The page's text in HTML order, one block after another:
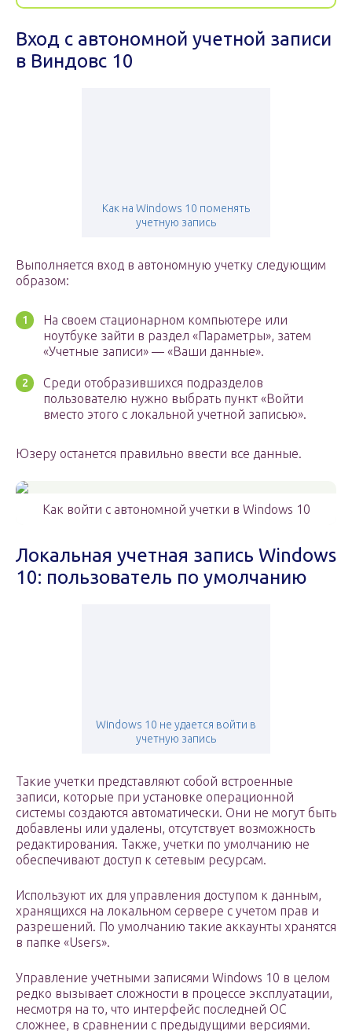
Вход с автономной учетной записи
в Виндовс 10
Как на Windows 10 поменять
учетную запись
Выполняется вход в автономную учетку следующим
образом:
На своем стационарном компьютере или
ноутбуке зайти в раздел «Параметры», затем
«Учетные записи» — «Ваши данные».
Среди отобразившихся подразделов
пользователю нужно выбрать пункт «Войти
вместо этого с локальной учетной записью».
Юзеру останется правильно ввести все данные.
Как войти с автономной учетки в Windows 10
Локальная учетная запись Windows
10: пользователь по умолчанию
Windows 10 не удается войти в
учетную запись
Такие учетки представляют собой встроенные
записи, которые при установке операционной
системы создаются автоматически. Они не могут быть
добавлены или удалены, отсутствует возможность
редактирования. Также, учетки по умолчанию не
обеспечивают доступ к сетевым ресурсам.
Используют их для управления доступом к данным,
хранящихся на локальном сервере с учетом прав и
разрешений. По умолчанию такие аккаунты хранятся
в папке «Users».
Управление учетными записями Windows 10 в целом
редко вызывает сложности в процессе эксплуатации,
несмотря на то, что интерфейс последней ОС
сложнее, в сравнении с предыдущими версиями.